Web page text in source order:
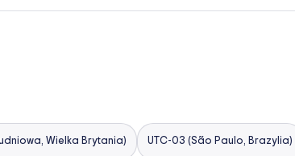
Wielka Brytania) UTC-03 (São Paulo, Brazylia)